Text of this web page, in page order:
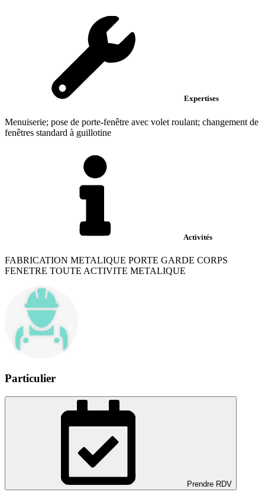
Expertises
Menuiserie; pose de porte-fenêtre avec volet roulant; changement de
fenêtres standard à guillotine
Activités
FABRICATION METALIQUE PORTE GARDE CORPS
FENETRE TOUTE ACTIVITE METALIQUE
Particulier
Prendre RDV